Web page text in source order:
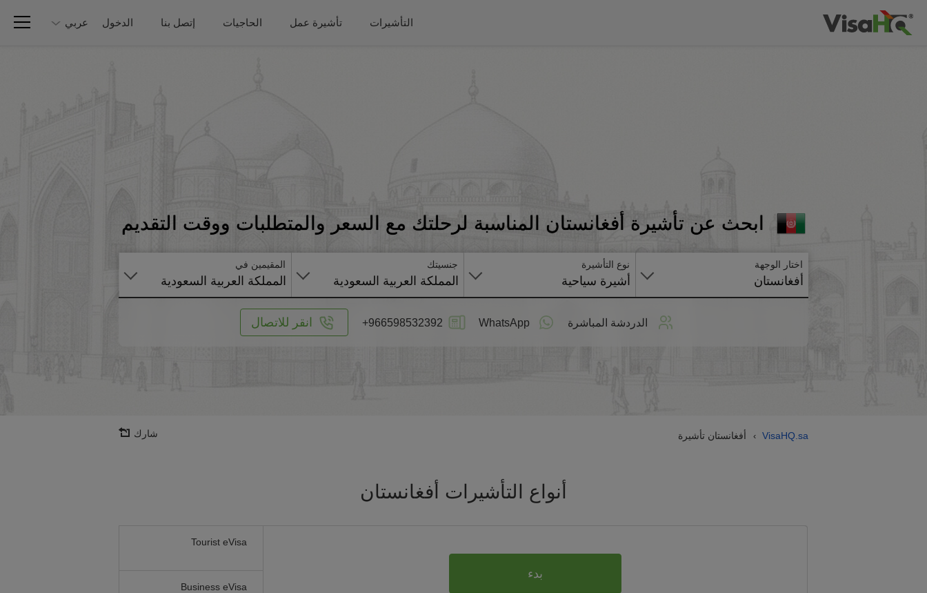
التأشيرات تأشيرة عمل الحاجيات إتصل بنا الدخول عربي
ابحث عن تأشيرة أفغانستان المناسبة لرحلتك مع السعر والمتطلبات ووقت التقديم
اختار الوجهة
أفغانستان
نوع التأشيرة
أشيرة سياحية
جنسيتك
المملكة العربية السعودية
المقيمين في
المملكة العربية السعودية
على
الدردشة المباشرة WhatsApp
+966598532392 انقر للاتصال
VisaHQ.sa
› أفغانستان تأشيرة شارك
أنواع التأشيرات أفغانستان
Tourist eVisa
Business eVisa
بدء